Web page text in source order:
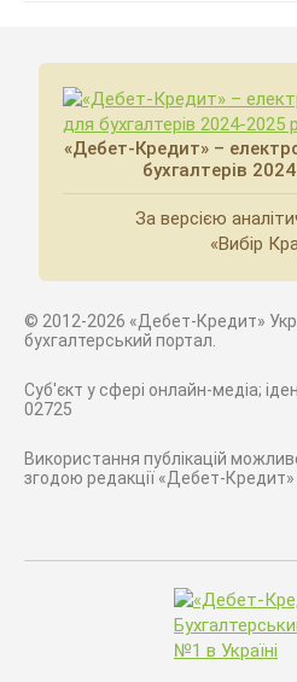
«Дебет-Кредит» –
бухгалтерів
За версією
«Вибір
© 2012-2026 «Дебет-Кредит»
бухгалтерський портал.
Суб'єкт у сфері онлайн-медіа;
02725
Використання публікацій
згодою редакції «Дебет-Кредит»